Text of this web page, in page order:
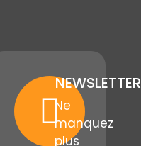
NEWSLETTER
Ne
manquez
plus